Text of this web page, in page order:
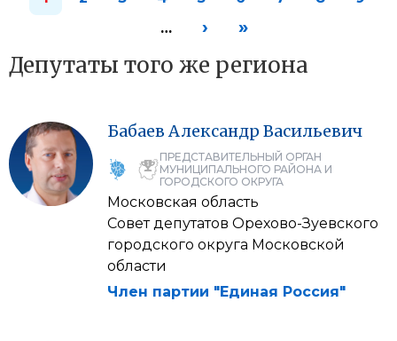
…
› »
Депутаты того же региона
Бабаев Александр Васильевич
ПРЕДСТАВИТЕЛЬНЫЙ ОРГАН
МУНИЦИПАЛЬНОГО РАЙОНА И
ГОРОДСКОГО ОКРУГА
Московская область
Совет депутатов Орехово-Зуевского
городского округа Московской
области
Член партии "Единая Россия"